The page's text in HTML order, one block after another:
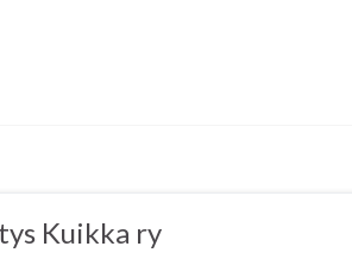
Kuikka ry